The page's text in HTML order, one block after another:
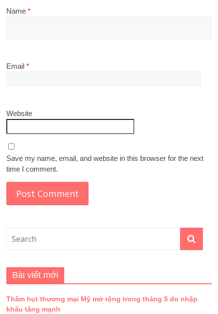
Name*
Email*
Website
Save my name, email, and website in this browser for the next
time I comment.
Bài viết mới
Thâm hụt thương mại Mỹ mở rộng trong tháng 5 do nhập
khẩu tăng mạnh